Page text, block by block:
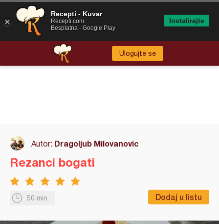
Ulogujte se
Autor: Dragoljub Milovanovic
50 min Dodaj u listu
Rezanci bogati
Recepti - Kuvar
Recepti.com
Besplatna - Google Play
Instalirajte